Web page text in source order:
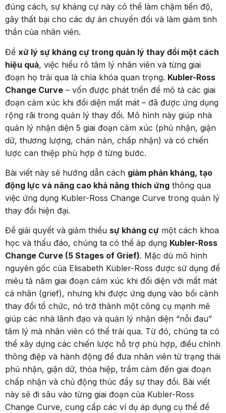
đúng cách, sự kháng cự này có thể làm chậm tiến độ,
gây thất bại cho các dự án chuyển đổi và làm giảm tinh
thần của nhân viên.
Để xử lý sự kháng cự trong quản lý thay đổi một cách
hiệu quả, việc hiểu rõ tâm lý nhân viên và từng giai
đoạn họ trải qua là chìa khóa quan trọng. Kubler-Ross
Change Curve – vốn được phát triển để mô tả các giai
đoạn cảm xúc khi đối diện mất mát – đã được ứng dụng
rộng rãi trong quản lý thay đổi. Mô hình này giúp nhà
quản lý nhận diện 5 giai đoạn cảm xúc (phủ nhận, giận
dữ, thương lượng, chán nản, chấp nhận) và có chiến
lược can thiệp phù hợp ở từng bước.
Bài viết này sẽ hướng dẫn cách giảm phản kháng, tạo
động lực và nâng cao khả năng thích ứng thông qua
việc ứng dụng Kubler-Ross Change Curve trong quản lý
thay đổi hiện đại.
Để giải quyết và giảm thiểu sự kháng cự một cách khoa
học và thấu đáo, chúng ta có thể áp dụng Kubler-Ross
Change Curve (5 Stages of Grief). Mặc dù mô hình
nguyên gốc của Elisabeth Kübler-Ross được sử dụng để
miêu tả năm giai đoạn cảm xúc khi đối diện với mất mát
cá nhân (grief), nhưng khi được ứng dụng vào bối cảnh
thay đổi tổ chức, nó trở thành một công cụ mạnh mẽ
giúp các nhà lãnh đạo và quản lý nhận diện “nỗi đau”
tâm lý mà nhân viên có thể trải qua. Từ đó, chúng ta có
thể xây dựng các chiến lược hỗ trợ phù hợp, điều chỉnh
thông điệp và hành động để đưa nhân viên từ trạng thái
phủ nhận, giận dữ, thỏa hiệp, trầm cảm đến giai đoạn
chấp nhận và chủ động thúc đẩy sự thay đổi. Bài viết
này sẽ đi sâu vào từng giai đoạn của Kubler-Ross
Change Curve, cung cấp các ví dụ áp dụng cụ thể để